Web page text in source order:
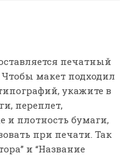
печатный
Чтобы макет подходил
укажите в
переплет,
и плотность бумаги,
при печати. Так
и “Название